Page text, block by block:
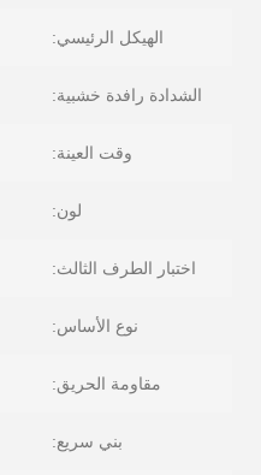
الهيكل الرئيسي:
الشدادة رافدة خشبية:
وقت العينة:
لون:
اختبار الطرف الثالث:
نوع الأساس:
مقاومة الحريق:
بني سريع: